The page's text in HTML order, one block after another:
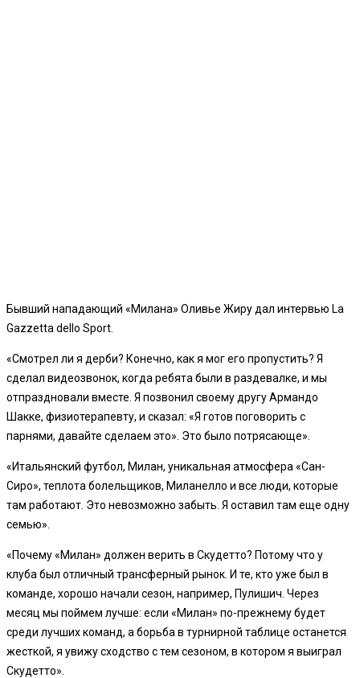
Бывший нападающий «Милана» Оливье Жиру дал интервью La
Gazzetta dello Sport.
«Смотрел ли я дерби? Конечно, как я мог его пропустить? Я
сделал видеозвонок, когда ребята были в раздевалке, и мы
отпраздновали вместе. Я позвонил своему другу Армандо
Шакке, физиотерапевту, и сказал: «Я готов поговорить с
парнями, давайте сделаем это». Это было потрясающе».
«Итальянский футбол, Милан, уникальная атмосфера «Сан-
Сиро», теплота болельщиков, Миланелло и все люди, которые
там работают. Это невозможно забыть. Я оставил там еще одну
семью».
«Почему «Милан» должен верить в Скудетто? Потому что у
клуба был отличный трансферный рынок. И те, кто уже был в
команде, хорошо начали сезон, например, Пулишич. Через
месяц мы поймем лучше: если «Милан» по-прежнему будет
среди лучших команд, а борьба в турнирной таблице останется
жесткой, я увижу сходство с тем сезоном, в котором я выиграл
Скудетто».